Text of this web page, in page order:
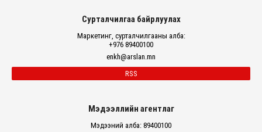
Сурталчилгаа байрлуулах
Маркетинг, сурталчилгааны алба:
+976 89400100
enkh@arslan.mn
RSS
Мэдээллийн агентлаг
Мэдээний алба: 89400100